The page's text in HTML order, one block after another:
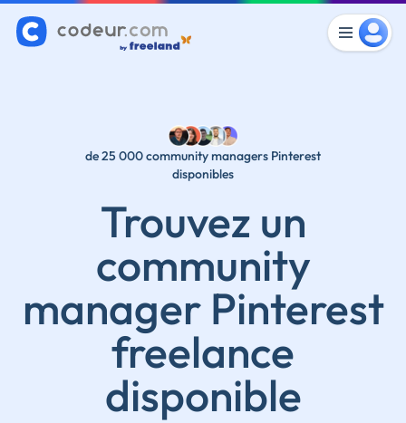
de 25 000 community managers Pinterest
disponibles
Trouvez un
community
manager Pinterest
freelance
disponible